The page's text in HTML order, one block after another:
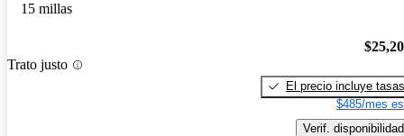
15 millas
Trato justo
El precio incluye tasas
$485/mes
Verif. disponibilidad